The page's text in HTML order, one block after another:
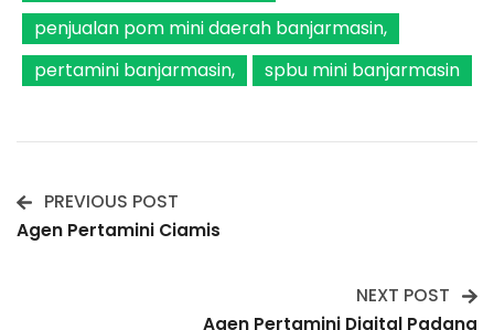
penjualan pom mini daerah banjarmasin
pertamini banjarmasin
spbu mini banjarmasin
Post
PREVIOUS POST
Agen Pertamini Ciamis
NEXT POST
Agen Pertamini Digital Padang